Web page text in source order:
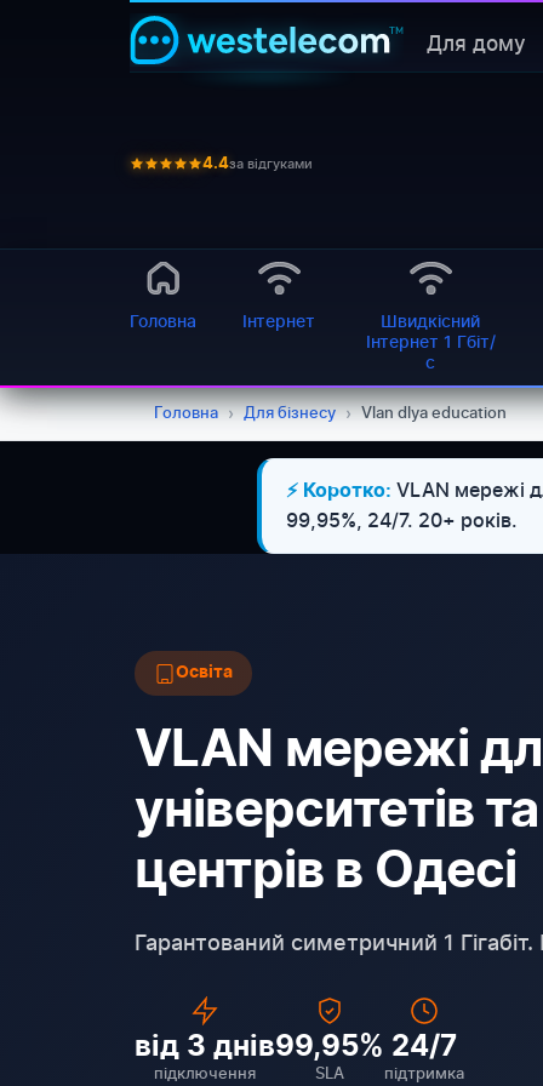
Для дому
4.4за відгуками
Головна Інтернет
Швидкісний
Інтернет 1 Гбіт/
с
Головна › Для бізнесу › Vlan dlya education
⚡ Коротко: VLAN мережі
99,95%, 24/7. 20+ років.
Освіта
VLAN мережі
університетів
центрів в Одесі
Гарантований симетричний 1
від 3 днів
підключення
99,95%
SLA
24/7
підтримка